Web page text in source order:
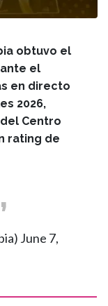
obtuvo el
el
en directo
2026,
Centro
rating de
June 7,